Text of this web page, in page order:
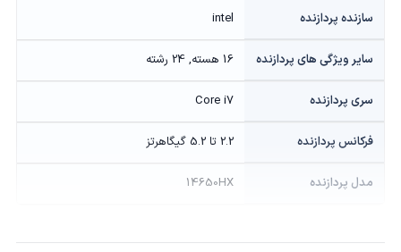
سازنده پردازنده intel
سایر ویژگی های پردازنده 16 هسته, 24 رشته
سری پردازنده Core i7
فرکانس پردازنده 2.2 تا 5.2 گیگاهرتز
مدل پردازنده 14650HX
گرافیک